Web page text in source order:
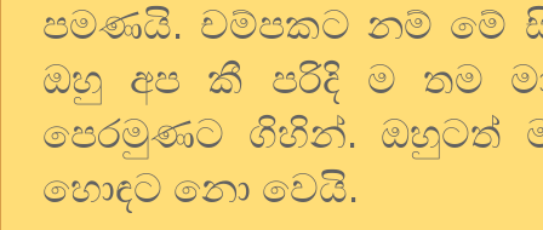
පමණයි. චම්පකට නම් මේ
ඔහු අප කී පරිදි ම තම
පෙරමුණට ගිහින්. ඔහුටත්
හොඳට නො වෙයි.